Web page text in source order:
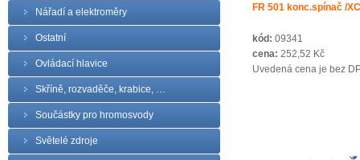
Nářadí a elektroměry
Ostatní
Ovládací hlavice
Skříně, rozvaděče, krabice, …
Součástky pro hromosvody
Světelé zdroje
FR 501 konc.spínač /
kód: 09341
cena: 252,52 Kč
Uvedená cena je bez